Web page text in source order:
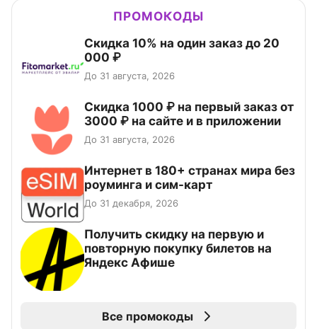
ПРОМОКОДЫ
Скидка 10% на один заказ до 20
000 ₽
До 31 августа, 2026
Скидка 1000 ₽ на первый заказ от
3000 ₽ на сайте и в приложении
До 31 августа, 2026
Интернет в 180+ странах мира без
роуминга и сим-карт
До 31 декабря, 2026
Получить скидку на первую и
повторную покупку билетов на
Яндекс Афише
Все промокоды